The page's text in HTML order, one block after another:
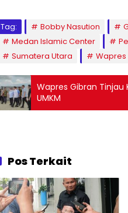
Tag: Bobby Nasution
Medan Islamic Center
Sumatera Utara
Wapres
Wapres Gibran Tinjau
UMKM
Pos Terkait